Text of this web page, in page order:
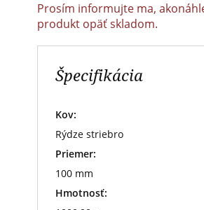
Prosím informujte ma,
produkt opäť skladom.
Špecifikácia
Kov:
Rýdze striebro
Priemer:
100 mm
Hmotnosť: